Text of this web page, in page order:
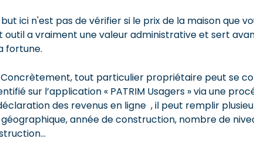
ici n'est pas de vérifier si le prix de la maison que
a vraiment une valeur administrative et sert
fortune.
tout particulier propriétaire peut se
sur l’application « PATRIM Usagers » via une
des revenus en ligne , il peut remplir
année de construction, nombre de